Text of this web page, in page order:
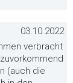
03.10.2022
verbracht
(auch die